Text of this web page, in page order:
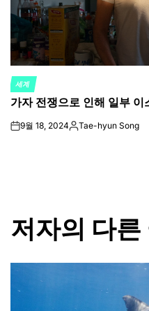
POSTED
IN
세계
가자 전쟁으로 인해 일부
on9월 18, 2024Posted
Tae-hyun Song
저자의 다른